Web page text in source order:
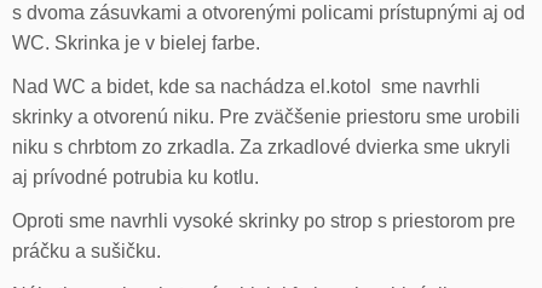
s dvoma zásuvkami a otvorenými policami prístupnými aj od
WC. Skrinka je v bielej farbe.
Nad WC a bidet, kde sa nachádza el.kotol sme navrhli
skrinky a otvorenú niku. Pre zväčšenie priestoru sme urobili
niku s chrbtom zo zrkadla. Za zrkadlové dvierka sme ukryli
aj prívodné potrubia ku kotlu.
Oproti sme navrhli vysoké skrinky po strop s priestorom pre
práčku a sušičku.